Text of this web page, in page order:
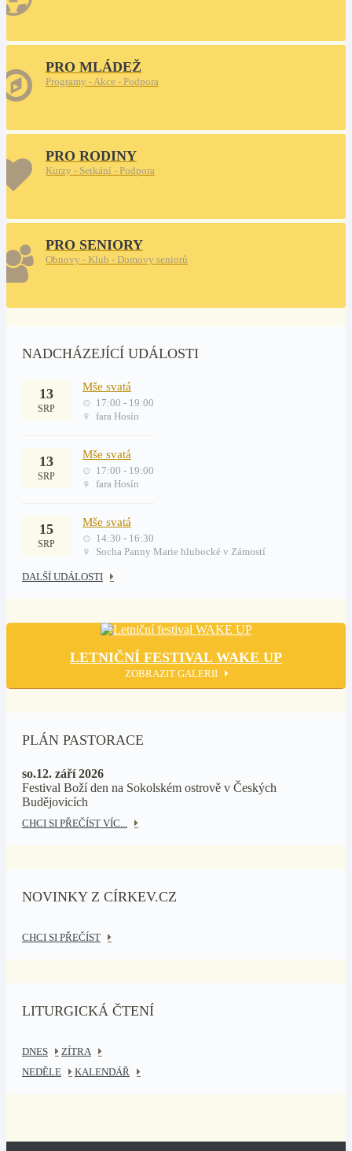
PRO MLÁDEŽ
Programy - Akce - Podpora
PRO RODINY
Kurzy - Setkání - Podpora
PRO SENIORY
Obnovy - Klub - Domovy seniorů
NADCHÁZEJÍCÍ UDÁLOSTI
13
SRP
Mše svatá
17:00 - 19:00
fara Hosín
13
SRP
Mše svatá
17:00 - 19:00
fara Hosín
15
SRP
Mše svatá
14:30 - 16:30
Socha Panny Marie hlubocké v Zámostí
DALŠÍ UDÁLOSTI
LETNIČNÍ FESTIVAL WAKE UP
ZOBRAZIT GALERII
PLÁN PASTORACE
so.12. září 2026
Festival Boží den na Sokolském ostrově v Českých
Budějovicích
CHCI SI PŘEČÍST VÍC...
NOVINKY Z CÍRKEV.CZ
CHCI SI PŘEČÍST
LITURGICKÁ ČTENÍ
DNES
ZÍTRA
NEDĚLE
KALENDÁŘ